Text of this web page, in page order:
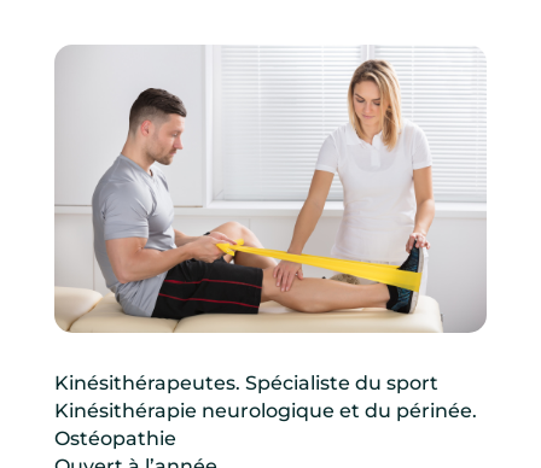
Kinésithérapeutes. Spécialiste du sport
Kinésithérapie neurologique et du périnée.
Ostéopathie